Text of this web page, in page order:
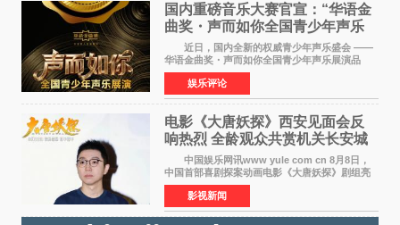
国内重磅音乐大赛官宣：“华语金
曲奖・声而如你全国青少年声乐
展演” 正式启幕，阿沁出任明星总
评审
近日，国内全新的权威青少年声乐盛会 ——
华语金曲奖・声而如你全国青少年声乐展演品
牌，在湖南长沙隆重举行官宣，国内又一高规格
青少年声乐赛事全面启航。 本赛事由寰宇声
扬联合华语金曲
娱乐评论
电影《大唐妖探》西安见面会反
响热烈 全龄观众共赏机关长安城
中国娱乐网讯www yule com cn 8月8日，
中国首部喜剧探案动画电影《大唐妖探》剧组亮
相西安，举办线下见面会活动。导演程腾、联合
导演黄珉、总制片人曹紫建、制片人李莹莹、领
衔声音出演雷淞然
影视新闻